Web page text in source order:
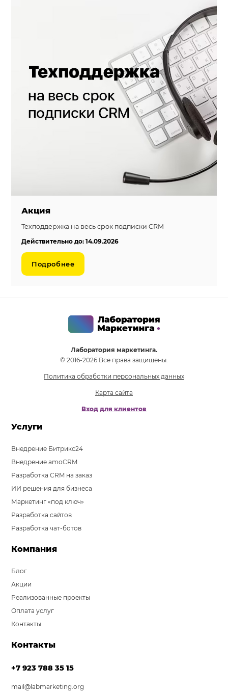
Акция
Техподдержка на веcь срок подписки CRM
Действительно до: 14.09.2026
Подробнее
Лаборатория маркетинга.
© 2016-2026 Все права защищены.
Политика обработки персональных данных
Карта сайта
Вход для клиентов
Услуги
Внедрение Битрикс24
Внедрение amoCRM
Разработка CRM на заказ
ИИ решения для бизнеса
Маркетинг «под ключ»
Разработка сайтов
Разработка чат-ботов
Компания
Блог
Акции
Реализованные проекты
Оплата услуг
Контакты
Контакты
+7 923 788 35 15
mail@labmarketing.org